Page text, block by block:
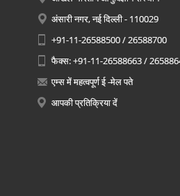
अंसारी नगर, नई दिल्ली - 110029
+91-11-26588500 / 26588700
फैक्स: +91-11-26588663 /
एम्स में महत्वपूर्ण ई -मेल पते
आपकी प्रतिक्रिया दें